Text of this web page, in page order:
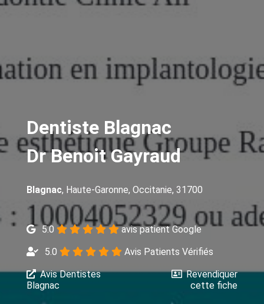
Dentiste Blagnac
Dr Benoit Gayraud
Blagnac, Haute-Garonne, Occitanie, 31700
5.0
avis patient Google
5.0
Avis Patients Vérifiés
Avis Dentistes
Blagnac
Revendiquer
cette fiche